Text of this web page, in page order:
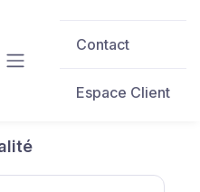
Contact
Espace Client